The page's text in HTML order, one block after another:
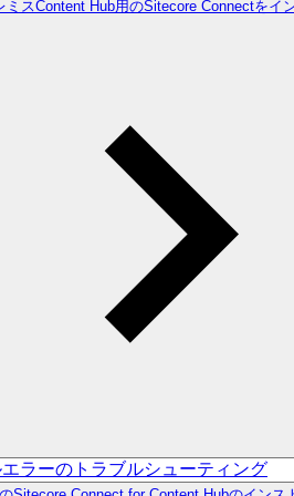
ミスContent Hub用のSitecore Connectをイ
ラーのトラブルシューティング